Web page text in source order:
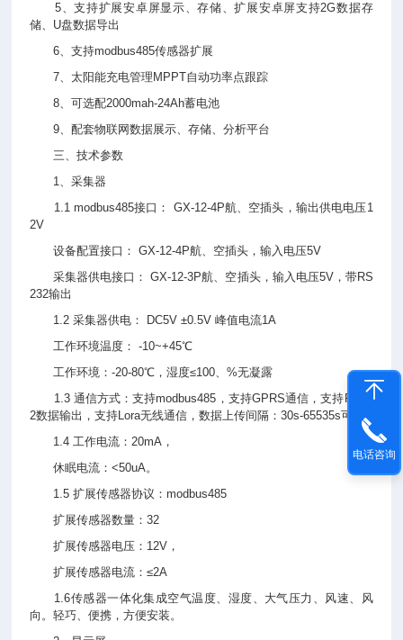
5、支持扩展安卓屏显示、存储、扩展安卓屏支持2G数据存
储、U盘数据导出
6、支持modbus485传感器扩展
7、太阳能充电管理MPPT自动功率点跟踪
8、可选配2000mah-24Ah蓄电池
9、配套物联网数据展示、存储、分析平台
三、技术参数
1、采集器
1.1 modbus485接口： GX-12-4P航、空插头，输出供电电压1
2V
设备配置接口： GX-12-4P航、空插头，输入电压5V
采集器供电接口： GX-12-3P航、空插头，输入电压5V，带RS
232输出
1.2 采集器供电： DC5V ±0.5V 峰值电流1A
工作环境温度： -10~+45℃
工作环境：-20-80℃，湿度≤100、%无凝露
1.3 通信方式：支持modbus485，支持GPRS通信，支持RS23
2数据输出，支持Lora无线通信，数据上传间隔：30s-65535s可调
1.4 工作电流：20mA，
休眠电流：<50uA。
1.5 扩展传感器协议：modbus485
扩展传感器数量：32
扩展传感器电压：12V，
扩展传感器电流：≤2A
1.6传感器一体化集成空气温度、湿度、大气压力、风速、风
向。轻巧、便携，方便安装。
电话咨询